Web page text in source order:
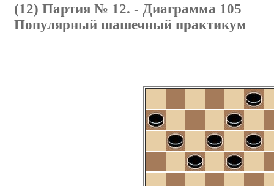
(12) Партия № 12. - Диаграмма 105
Популярный шашечный практикум